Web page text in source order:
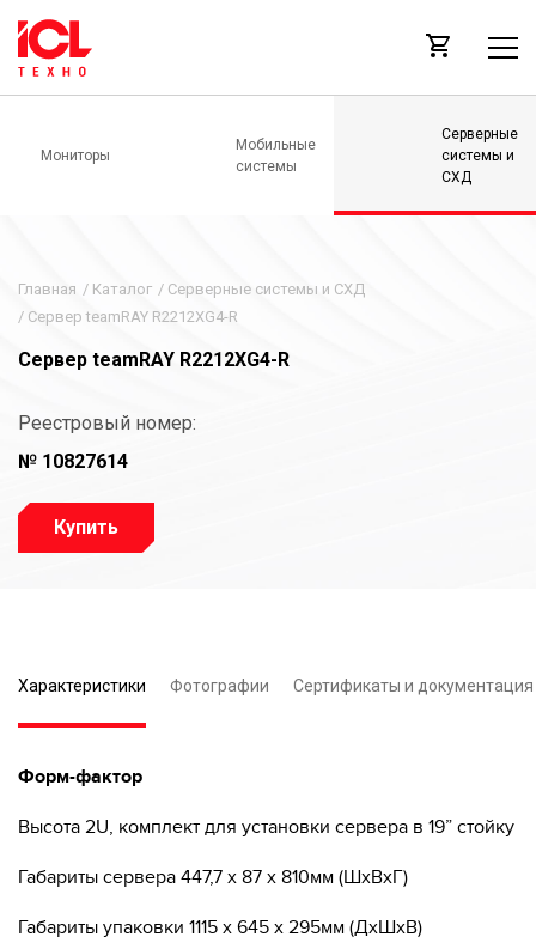
Мониторы
Мобильные
системы
Серверные
системы и
СХД
Главная / Каталог / Серверные системы и СХД
/ Сервер teamRAY R2212XG4-R
Сервер teamRAY R2212XG4-R
Реестровый номер:
№ 10827614
Купить
Характеристики Фотографии Сертификаты и документация
Форм-фактор
Высота 2U, комплект для установки сервера в 19” стойку
Габариты сервера 447,7 x 87 x 810мм (ШхВхГ)
Габариты упаковки 1115 x 645 x 295мм (ДхШхВ)